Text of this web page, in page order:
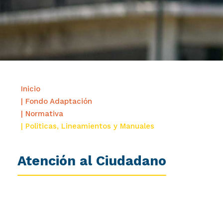
Inicio
| Fondo Adaptación
| Normativa
| Politicas, Lineamientos y Manuales
Atención al Ciudadano